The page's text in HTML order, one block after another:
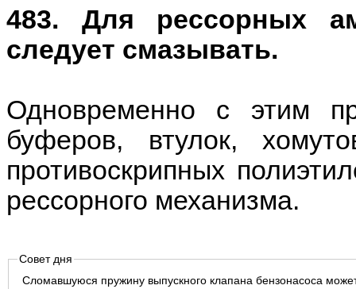
483. Для рессорных
следует смазывать.
Одновременно с этим
буферов, втулок,
противоскрипных
рессорного механизма.
Совет дня
Сломавшуюся пружину выпускного клапана бензонасоса